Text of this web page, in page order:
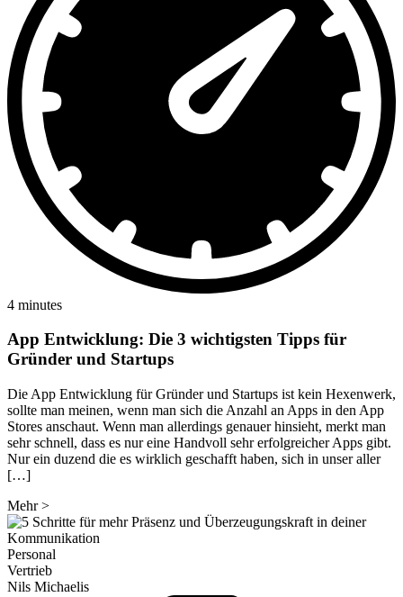
4 minutes
App Entwicklung: Die 3 wichtigsten Tipps für
Gründer und Startups
Die App Entwicklung für Gründer und Startups ist kein Hexenwerk,
sollte man meinen, wenn man sich die Anzahl an Apps in den App
Stores anschaut. Wenn man allerdings genauer hinsieht, merkt man
sehr schnell, dass es nur eine Handvoll sehr erfolgreicher Apps gibt.
Nur ein duzend die es wirklich geschafft haben, sich in unser aller
[…]
Mehr>
Personal
Vertrieb
Nils Michaelis